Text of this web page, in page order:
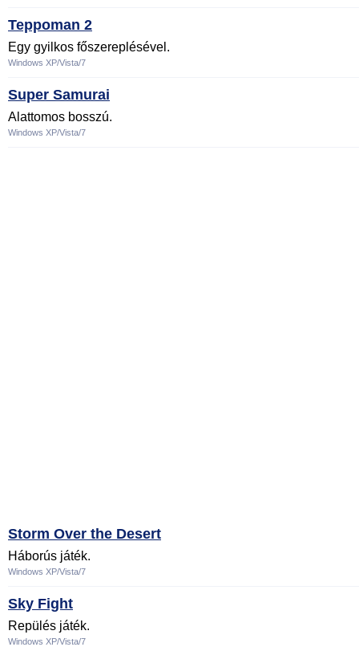
Teppoman 2
Egy gyilkos főszereplésével.
Windows XP/Vista/7
Super Samurai
Alattomos bosszú.
Windows XP/Vista/7
Storm Over the Desert
Háborús játék.
Windows XP/Vista/7
Sky Fight
Repülés játék.
Windows XP/Vista/7